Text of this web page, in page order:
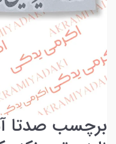
برچسب صدتا